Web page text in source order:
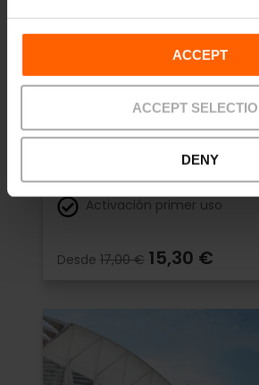
ACCEPT
ACCEPT
DENY
Valencia Tourist Card
4.9 - 1, 951
Activación primer uso
Desde 17,00 € 15,30 €